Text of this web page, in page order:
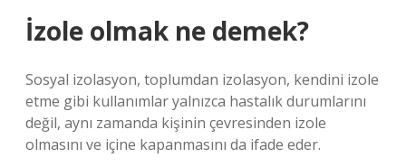
İzole olmak ne demek?
Sosyal izolasyon, toplumdan izolasyon, kendini izole
etme gibi kullanımlar yalnızca hastalık durumlarını
değil, aynı zamanda kişinin çevresinden izole
olmasını ve içine kapanmasını da ifade eder.